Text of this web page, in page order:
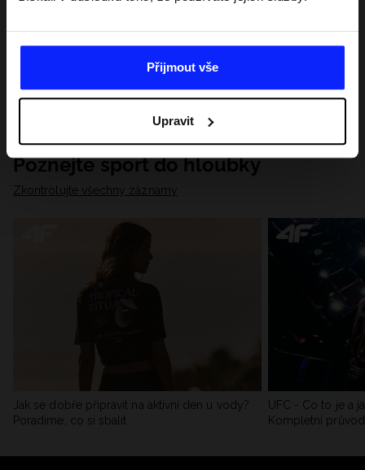
Přijmout vše
Upravit
Poznejte sport do hloubky
Zkontrolujte všechny záznamy
Jak se dobře připravit na aktivní den u vody?
Poradíme, co si sbalit
UFC - Co to je a
Kompletní